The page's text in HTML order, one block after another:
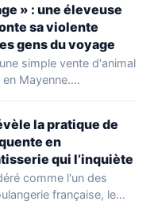
» : une éleveuse
sa violente
gens du voyage
simple vente d'animal
en Mayenne.…
la pratique de
en
qui l’inquiète
comme l'un des
française, le